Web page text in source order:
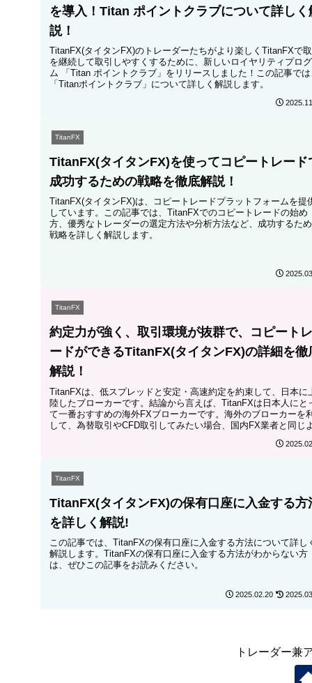
を導入！Titan ポイントクラブについて詳しく
説！
TitanFX(タイタンFX)のトレーダーたちがより楽しくTitanFXで取
を継続して取引しやすくするために、新しいロイヤリティプロ
ム 「Titan ポイントクラブ」をリリースしました！この記事では
「Titanポイントクラブ」について詳しく解説します。
TitanFX
TitanFX(タイタンFX)を使ってコピートレード
成功するための戦略を徹底解説！
TitanFX(タイタンFX)は、コピートレードプラットフォームを提
しています。この記事では、TitanFXでのコピートレードの始め
方、優秀なトレーダーの選定方法や分析方法など、成功するた
戦略を詳しく解説します。
TitanFX
約定力が強く、取引環境が抜群で、コピートレ
ードができるTitanFX(タイタンFX)の詳細を徹
解説！
TitanFXは、低スプレッドと安定・高速約定を約束して、日本に
陸したブローカーです。結論から言えば、TitanFXは日本人にと
て一番おすすめの海外FXブローカーです。海外のブローカーを
して、為替取引やCFD取引してみたい場合、国内FX業者と同じよ
TitanFX
TitanFX(タイタンFX)の保有口座に入金する方
を詳しく解説!
この記事では、TitanFXの保有口座に入金する方法について詳し
解説します。TitanFXの保有口座に入金する方法がわからない方
は、ぜひこの記事をお読みください。
2025.02.20
トレーダー兼